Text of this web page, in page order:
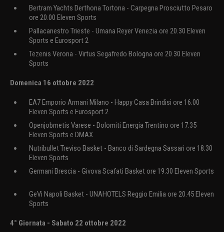
Bertram Yachts Derthona Tortona - Carpegna Prosciutto Pesaro
ore 20.00 Eleven Sports
Pallacanestro Trieste - Umana Reyer Venezia ore 20.30 Eleven
Sports e Eurosport 2
Tezenis Verona - Virtus Segafredo Bologna ore 20.30 Eleven
Sports
Domenica 16 ottobre 2022
EA7 Emporio Armani Milano - Happy Casa Brindisi ore 16.00
Eleven Sports e Eurosport 2
Openjobmetis Varese - Dolomiti Energia Trentino ore 17.35
Eleven Sports e DMAX
Nutribullet Treviso Basket - Banco di Sardegna Sassari ore 18.30
Eleven Sports
Germani Brescia - Givova Scafati Basket ore 19.30 Eleven Sports
GeVi Napoli Basket - UNAHOTELS Reggio Emilia ore 20.45 Eleven
Sports
4° Giornata - Sabato 22 ottobre 2022